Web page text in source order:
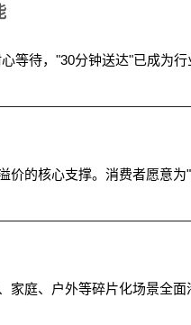
等待，"30分钟送达"已成为行
的核心支撑。消费者愿意为
庭、户外等碎片化场景全面